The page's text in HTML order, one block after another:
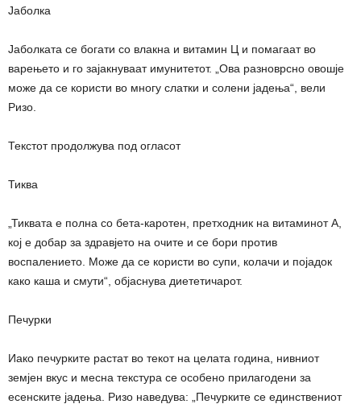
Јаболка
Јаболката се богати со влакна и витамин Ц и помагаат во
варењето и го зајакнуваат имунитетот. „Ова разноврсно овошје
може да се користи во многу слатки и солени јадења“, вели
Ризо.
Текстот продолжува под огласот
Тиква
„Тиквата е полна со бета-каротен, претходник на витаминот А,
кој е добар за здравјето на очите и се бори против
воспалението. Може да се користи во супи, колачи и појадок
како каша и смути“, објаснува диететичарот.
Печурки
Иако печурките растат во текот на целата година, нивниот
земјен вкус и месна текстура се особено прилагодени за
есенските јадења. Ризо наведува: „Печурките се единствениот